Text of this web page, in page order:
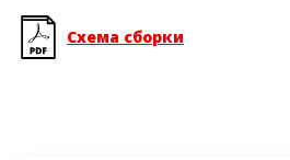
Схема сборки